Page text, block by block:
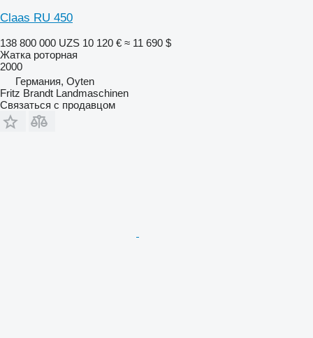
Claas RU 450
138 800 000 UZS 10 120 € ≈ 11 690 $
Жатка роторная
2000
Германия, Oyten
Fritz Brandt Landmaschinen
Связаться с продавцом